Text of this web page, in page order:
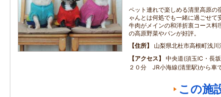
ペット連れで楽しめる清里高原の
ゃんとは何処でも一緒に過ごせて
牛肉がメインの和洋折衷コース料
の高原野菜やパンが好評。
住所
山梨県北杜市高根町浅
アクセス
中央道(須玉IC・長
２０分 JR小海線(清里駅)から車
この施